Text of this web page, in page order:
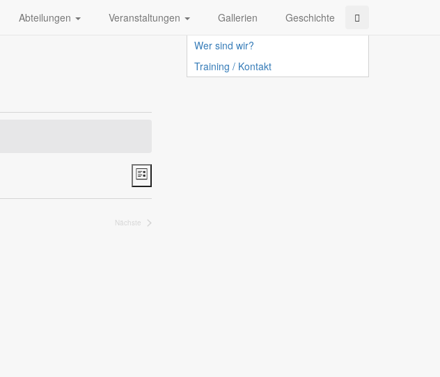
Abteilungen Veranstaltungen Gallerien Geschichte
Ansichten-
Navigation
Veranstaltung
Ansichten-
Liste
Nächste
Turnen für Jedermann
Wer sind wir?
Training / Kontakt